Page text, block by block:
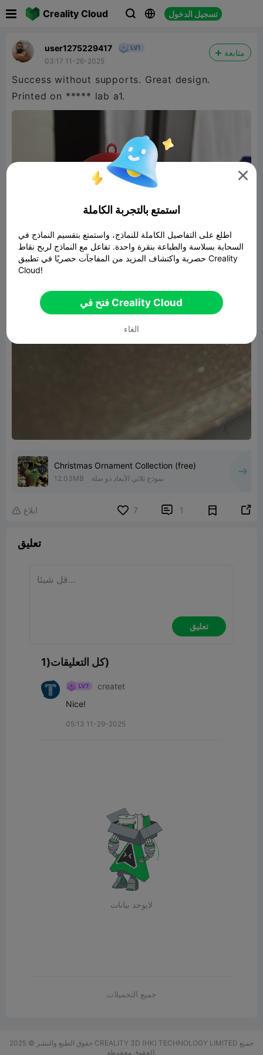
Creality Cloud   تسجيل الدخول
user1275229417
03:17 11-26-2025
متابعة
Success without supports. Great design.
Printed on ***** lab a1.
Christmas Ornament Collection (free)
12.03MB نموذج ثلاثي الأبعاد ذو صلة
 ابلاغ 7  1 
تعليق
تعليق
كل التعليقات(1)
createt
Nice!
05:13 11-29-2025
لايوجد بيانات
جميع التحميلات
حقوق الطبع والنشر © 2025 CREALITY 3D (HK) TECHNOLOGY LIMITED جميع
الحقوق محفوظة.

استمتع بالتجربة الكاملة
اطلع على التفاصيل الكاملة للنماذج، واستمتع بتقسيم النماذج في
السحابة بسلاسة والطباعة بنقرة واحدة. تفاعل مع النماذج لربح نقاط
حصرية واكتشاف المزيد من المفاجآت حصريًا في تطبيق Creality
Cloud!
فتح في Creality Cloud
الغاء